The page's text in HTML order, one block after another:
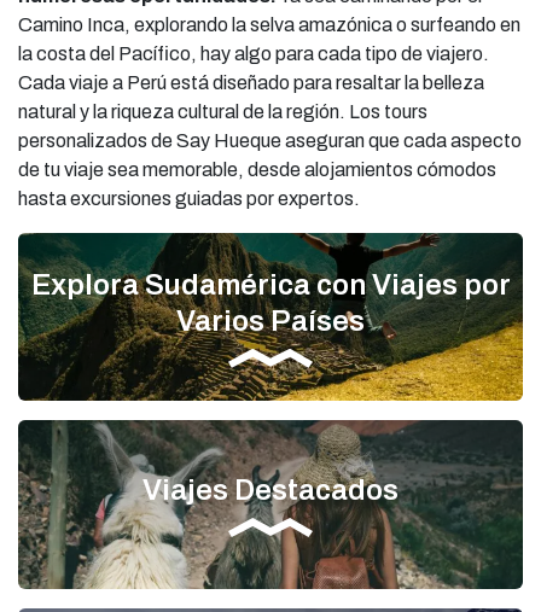
Camino Inca, explorando la selva amazónica o surfeando en
la costa del Pacífico, hay algo para cada tipo de viajero.
Cada viaje a Perú está diseñado para resaltar la belleza
natural y la riqueza cultural de la región. Los tours
personalizados de Say Hueque aseguran que cada aspecto
de tu viaje sea memorable, desde alojamientos cómodos
hasta excursiones guiadas por expertos.
Explora Sudamérica con Viajes por
Varios Países
Viajes Destacados